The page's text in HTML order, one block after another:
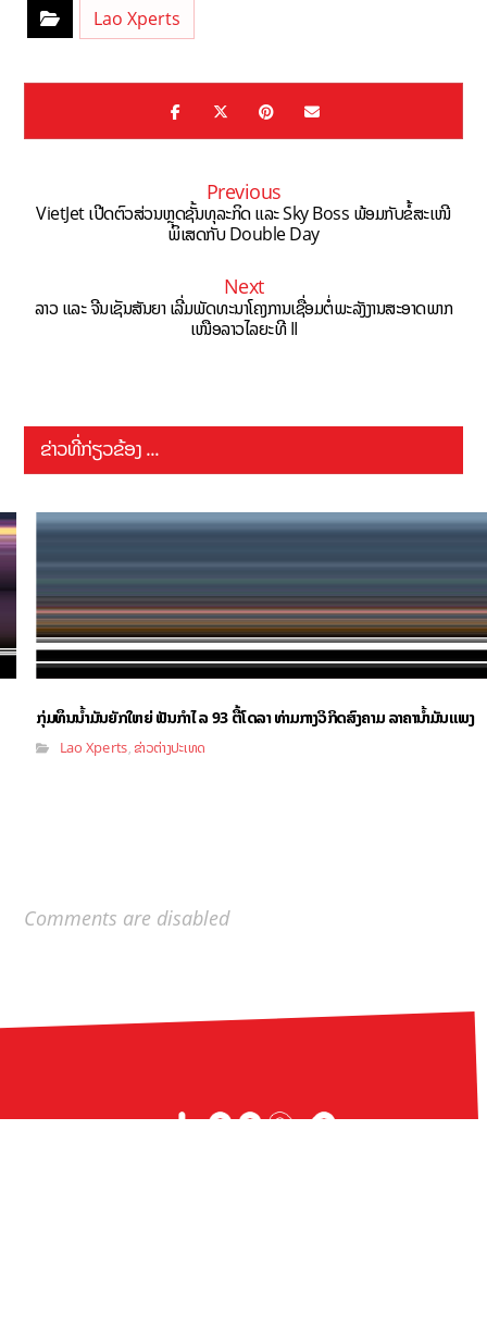
Lao Xperts
Previous
VietJet ເປີດຕົວສ່ວນຫຼຸດຊັ້ນທຸລະກິດ ແລະ Sky Boss ພ້ອມກັບຂໍ້ສະເໜີ
ພິເສດກັບ Double Day
Next
ລາວ ແລະ ຈີນເຊັນສັນຍາ ເລີ່ມພັດທະນາໂຄງການເຊື່ອມຕໍ່ພະລັງງານສະອາດພາກ
ເໜືອລາວໄລຍະທີ II
ຂ່າວທີ່ກ່ຽວຂ້ອງ ...
ກຸ່ມທຶນນ້ຳມັນຍັກໃຫຍ່ ຟັນກຳໄລ 93 ຕື້ໂດລາ ທ່າມກາງວິກິດສົງຄາມ ລາຄານໍ້າມັນແພງ
Lao Xperts, ຂ່າວຕ່າງປະເທດ
Comments are disabled